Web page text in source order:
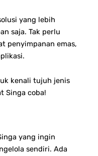
yang lebih
saja. Tak perlu
penyimpanan emas,
kenali tujuh jenis
Singa coba!
yang ingin
sendiri. Ada